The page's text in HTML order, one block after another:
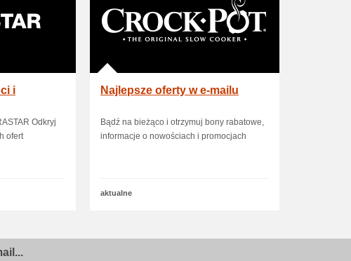
i
Odkryj
ofert
Najlepsze oferty w e-mailu
Bądź na bieżąco i otrzymuj bony rabatowe,
informacje o nowościach i promocjach
aktualne